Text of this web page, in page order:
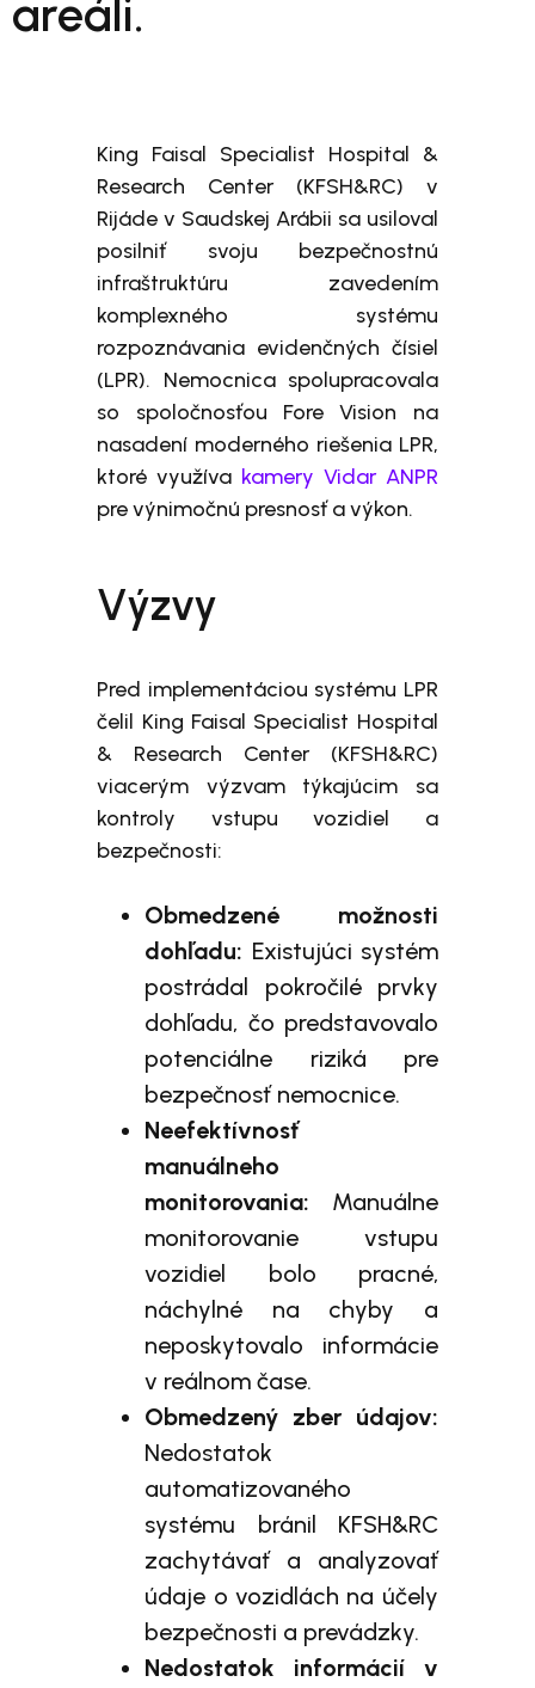
areáli.
King Faisal Specialist Hospital &
Research Center (KFSH&RC) v
Rijáde v Saudskej Arábii sa usiloval
posilniť svoju bezpečnostnú
infraštruktúru zavedením
komplexného systému
rozpoznávania evidenčných čísiel
(LPR). Nemocnica spolupracovala
so spoločnosťou Fore Vision na
nasadení moderného riešenia LPR,
ktoré využíva kamery Vidar ANPR
pre výnimočnú presnosť a výkon.
Výzvy
Pred implementáciou systému LPR
čelil King Faisal Specialist Hospital
& Research Center (KFSH&RC)
viacerým výzvam týkajúcim sa
kontroly vstupu vozidiel a
bezpečnosti:
Obmedzené možnosti
dohľadu: Existujúci systém
postrádal pokročilé prvky
dohľadu, čo predstavovalo
potenciálne riziká pre
bezpečnosť nemocnice.
Neefektívnosť
manuálneho
monitorovania: Manuálne
monitorovanie vstupu
vozidiel bolo pracné,
náchylné na chyby a
neposkytovalo informácie
v reálnom čase.
Obmedzený zber údajov:
Nedostatok
automatizovaného
systému bránil KFSH&RC
zachytávať a analyzovať
údaje o vozidlách na účely
bezpečnosti a prevádzky.
Nedostatok informácií v